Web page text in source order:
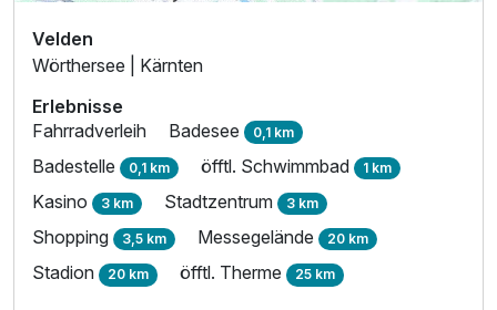
Velden
Wörthersee | Kärnten
Erlebnisse
Fahrradverleih
Badesee 0,1 km
Badestelle 0,1 km öfftl. Schwimmbad 1 km
Kasino 3 km Stadtzentrum 3 km
Shopping 3,5 km Messegelände 20 km
Stadion 20 km öfftl. Therme 25 km